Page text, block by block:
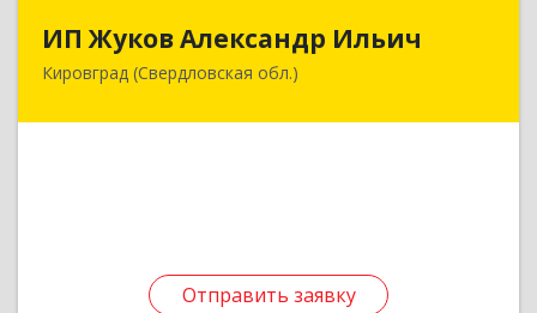
ИП Жуков Александр Ильич
Кировград (Свердловская обл.)
Отправить заявку
624140, Свердловская обл, Кировград г,
Отправить заявку